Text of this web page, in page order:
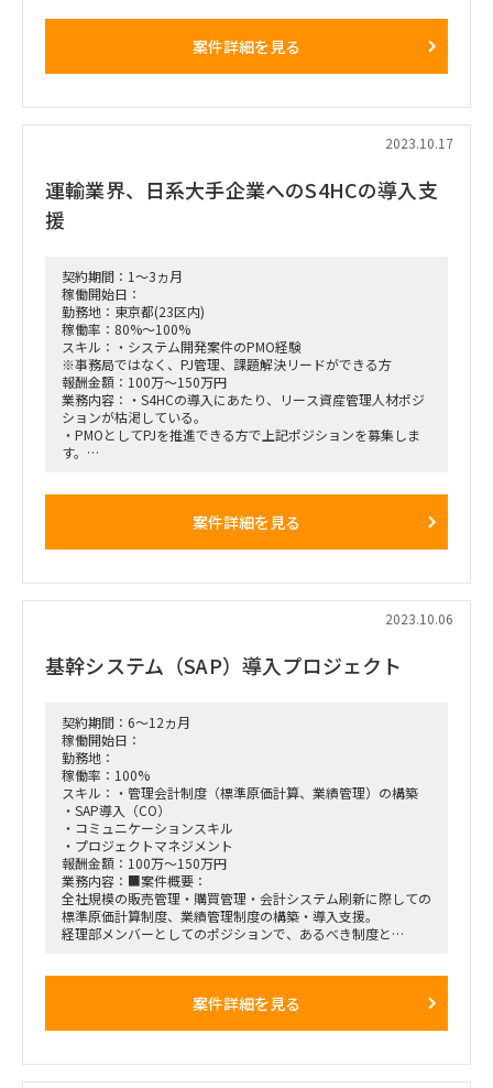
プロジェクト全体の教育/トレーニングの方針・計画を作成
原則 リモートワーク、 必要が生じれば都内オフィスにて会議
■期間
即日～2024年1月31日（延長アリ）※作業開始日については
要調整
案件詳細を見る
2023.10.17
運輸業界、日系大手企業へのS4HCの導入支
援
契約期間：1～3ヵ月
稼働開始日：
勤務地：東京都(23区内)
稼働率：80%～100%
スキル：・システム開発案件のPMO経験
※事務局ではなく、PJ管理、課題解決リードができる方
報酬金額：100万～150万円
業務内容：・S4HCの導入にあたり、リース資産管理人材ポジ
ションが枯渇している。
・PMOとしてPJを推進できる方で上記ポジションを募集しま
す。
案件詳細を見る
2023.10.06
基幹システム（SAP）導入プロジェクト
契約期間：6～12ヵ月
稼働開始日：
勤務地：
稼働率：100%
スキル：・管理会計制度（標準原価計算、業績管理）の構築
・SAP導入（CO）
・コミュニケーションスキル
・プロジェクトマネジメント
報酬金額：100万～150万円
業務内容：■案件概要：
全社規模の販売管理・購買管理・会計システム刷新に際しての
標準原価計算制度、業績管理制度の構築・導入支援。
経理部メンバーとしてのポジションで、あるべき制度と
■契約期間：2023/10/16～2024/4
案件詳細を見る